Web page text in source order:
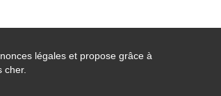
légales et propose grâce à
cher.